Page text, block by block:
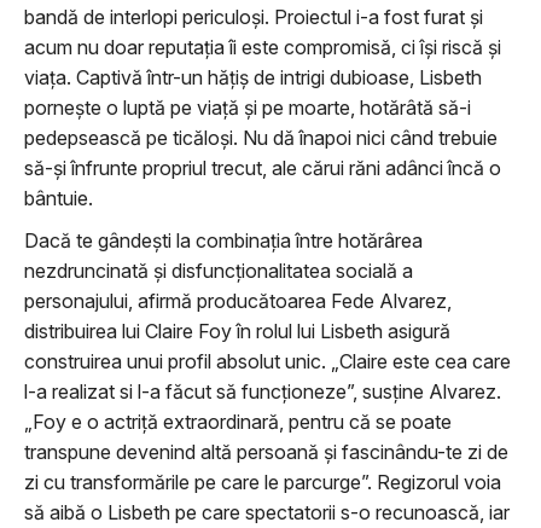
bandă de interlopi periculoși. Proiectul i-a fost furat și
acum nu doar reputația îi este compromisă, ci își riscă și
viața. Captivă într-un hăţiş de intrigi dubioase, Lisbeth
pornește o luptă pe viață și pe moarte, hotărâtă să-i
pedepsească pe ticăloși. Nu dă înapoi nici când trebuie
să-și înfrunte propriul trecut, ale cărui răni adânci încă o
bântuie.
Dacă te gândeşti la combinaţia între hotărârea
nezdruncinată şi disfuncţionalitatea socială a
personajului, afirmă producătoarea Fede Alvarez,
distribuirea lui Claire Foy în rolul lui Lisbeth asigură
construirea unui profil absolut unic. „Claire este cea care
l-a realizat si l-a făcut să funcţioneze”, susţine Alvarez.
„Foy e o actriţă extraordinară, pentru că se poate
transpune devenind altă persoană şi fascinându-te zi de
zi cu transformările pe care le parcurge”. Regizorul voia
să aibă o Lisbeth pe care spectatorii s-o recunoască, iar